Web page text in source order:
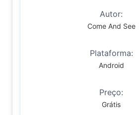
Autor:
Come And See
Plataforma:
Android
Preço:
Grátis